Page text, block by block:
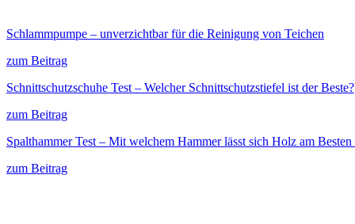
Schlammpumpe – unverzichtbar für die Reinigung von Teichen
zum Beitrag
Schnittschutzschuhe Test – Welcher Schnittschutzstiefel ist der Beste?
zum Beitrag
Spalthammer Test – Mit welchem Hammer lässt sich Holz am Besten
zum Beitrag